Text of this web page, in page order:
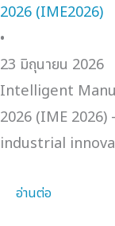
2026 (IME2026)
•
23 มิถุนายน 2026
Intelligent
2026 (IME
industrial
อ่านต่อ